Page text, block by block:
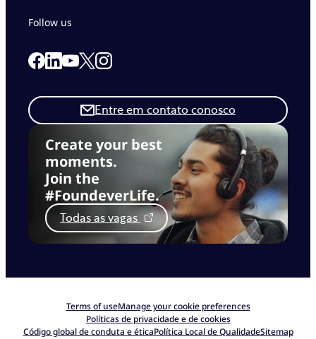
Create your best
moments.
Join the
#FoundeverLife.
Todas as vagas
Entre em contato conosco
Follow us
Link to our Facebook page
Link to our Linkedin page
Link to our Youtube page
Link to our X page
Link to our Instagram page
Terms of useManage your cookie preferences
Políticas de privacidade e de cookies
Código global de conduta e éticaPolítica Local de QualidadeSitemap